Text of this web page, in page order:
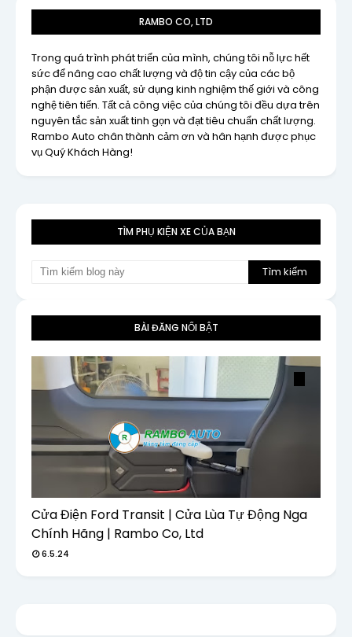
RAMBO CO, LTD
Trong quá trình phát triển của mình, chúng tôi nỗ lực hết
sức để nâng cao chất lượng và độ tin cậy của các bộ
phận được sản xuất, sử dụng kinh nghiệm thế giới và công
nghệ tiên tiến. Tất cả công việc của chúng tôi đều dựa trên
nguyên tắc sản xuất tinh gọn và đạt tiêu chuẩn chất lượng.
Rambo Auto chân thành cảm ơn và hân hạnh được phục
vụ Quý Khách Hàng!
TÌM PHỤ KIỆN XE CỦA BẠN
BÀI ĐĂNG NỔI BẬT
Cửa Điện Ford Transit | Cửa Lùa Tự Động Nga
Chính Hãng | Rambo Co, Ltd
6.5.24